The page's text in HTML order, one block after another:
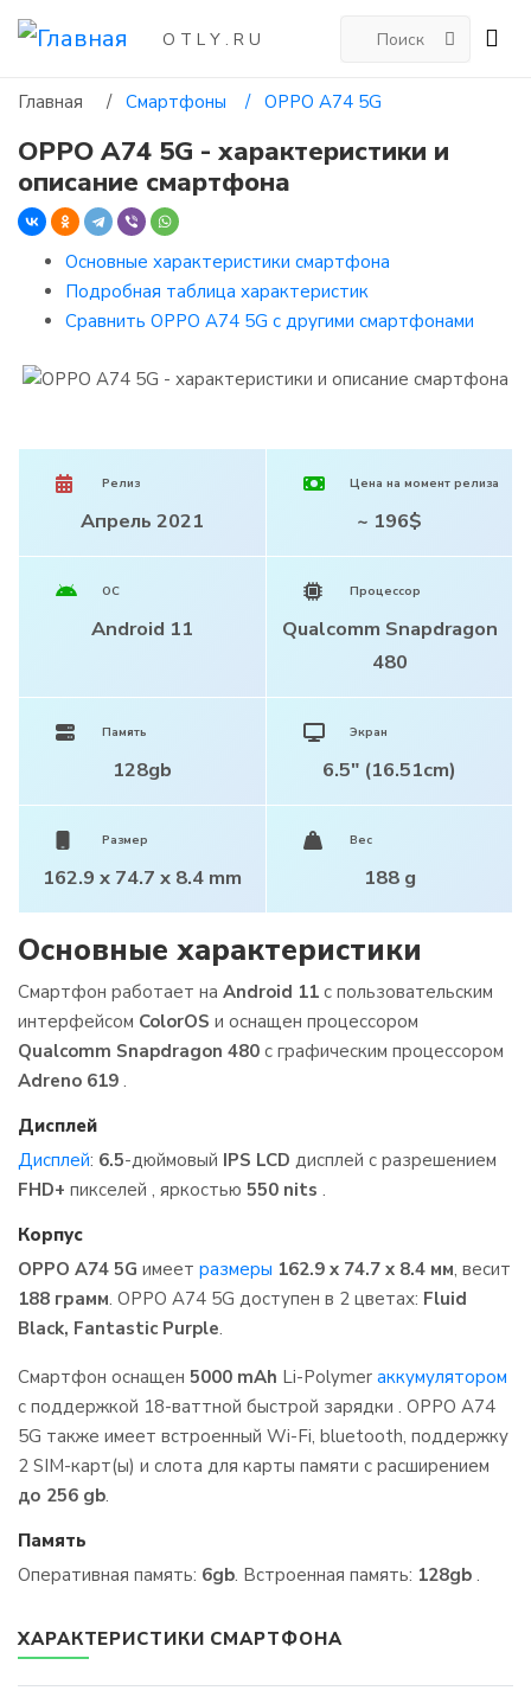
O T L Y . R U
Главная / Смартфоны / OPPO A74 5G
OPPO A74 5G - характеристики и
описание смартфона
Основные характеристики смартфона
Подробная таблица характеристик
Сравнить OPPO A74 5G с другими смартфонами
Релиз
Апрель 2021
Цена на момент релиза
~ 196$
ОС
Android 11
Процессор
Qualcomm Snapdragon
480
Память
128gb
Экран
6.5" (16.51cm)
Размер
162.9 x 74.7 x 8.4 mm
Вес
188 g
Основные характеристики
Смартфон работает на Android 11 c пользовательским
интерфейсом ColorOS и оснащен процессором
Qualcomm Snapdragon 480 с графическим процессором
Adreno 619 .
Дисплей
Дисплей: 6.5-дюймовый IPS LCD дисплей с разрешением
FHD+ пикселей , яркостью 550 nits .
Корпус
OPPO A74 5G имеет размеры 162.9 x 74.7 x 8.4 мм, весит
188 грамм. OPPO A74 5G доступен в 2 цветах: Fluid
Black, Fantastic Purple.
Смартфон оснащен 5000 mAh Li-Polymer аккумулятором
с поддержкой 18-ваттной быстрой зарядки . OPPO A74
5G также имеет встроенный Wi-Fi, bluetooth, поддержку
2 SIM-карт(ы) и слота для карты памяти с расширением
до 256 gb.
Память
Оперативная память: 6gb. Встроенная память: 128gb .
ХАРАКТЕРИСТИКИ СМАРТФОНА